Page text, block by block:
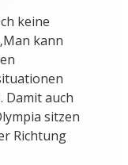
keine
kann
Damit auch
sitzen
Richtung